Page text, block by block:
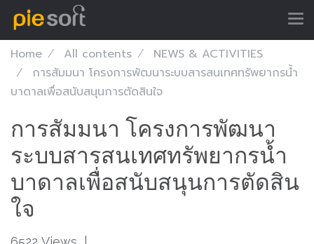
Home All contents
NEWS & ACTIVITIES
การสัมมนา โครงการพัฒนาระบบสารสนเทศทรัพยากรน้ำ
บาดาลเพื่อสนับสนุนการตัดสินใจ
การสัมมนา โครงการพัฒนา
ระบบสารสนเทศทรัพยากรน้ำ
บาดาลเพื่อสนับสนุนการตัดสิน
ใจ